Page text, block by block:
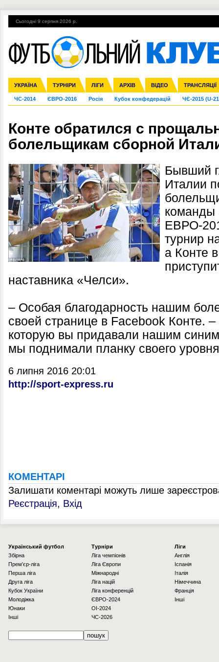
Сьогодні 9 серпня 2026 р.
УКРАЇНА ТУРНІРИ ЛІГИ АРХІВ ВІДЕО ТРАНСЛЯЦІЇ
Збірна Прем'єр-ліга Перша ліга Друга ліга Кубок України
Ліга чемпіонів Ліга Європи Міжнародні Ліга націй Ліга
Англія Іспанія Італія Німеччина Франція Інші
ЧС-2014 ЄВРО-2016 Росія Кубок конфедерацій ЧЄ-2015 (U-
Гарячі теми УПЛ, 2-й тур ВІЙНА УПЛ-ПЕРЕХОДИ
Конте обратился с
болельщикам сборной
Бывший
Италии
команды
ЕВРО-
турнир
а Конте
наставника «Челси».
– Особая благодарность нашим
своей странице в Facebook Конте.
которую вы придавали нашим
мы поднимали планку своего
6 липня 2016 20:01
http://sport-express.ru
КОМЕНТАРІ
Залишати коментарі можуть лише
Реєстрація, Вхід
Українcький футбол
Збірна
Прем'єр-ліга
Перша ліга
Друга ліга
Кубок України
Молодіжка
Юнаки
Інші
Турніри
Ліга чемпіонів
Ліга Європи
Міжнародні
Ліга націй
Ліга конференцій
ЄВРО-2024
OI-2024
ЧС-2026
Ліги
Англія
Іспанія
Італія
Німеччина
Франція
Інші